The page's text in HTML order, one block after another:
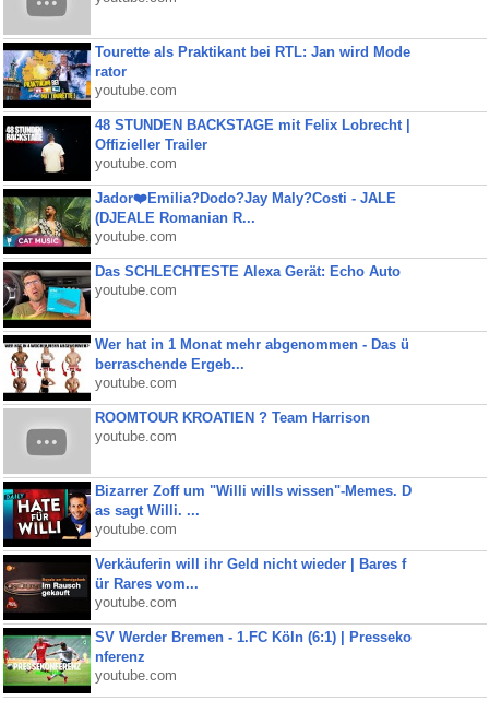
Tourette als Praktikant bei RTL: Jan wird Mode
rator
youtube.com
48 STUNDEN BACKSTAGE mit Felix Lobrecht |
Offizieller Trailer
youtube.com
Jador❤️Emilia?Dodo?Jay Maly?Costi - JALE
(DJEALE Romanian R...
youtube.com
Das SCHLECHTESTE Alexa Gerät: Echo Auto
youtube.com
Wer hat in 1 Monat mehr abgenommen - Das ü
berraschende Ergeb...
youtube.com
ROOMTOUR KROATIEN ? Team Harrison
youtube.com
Bizarrer Zoff um "Willi wills wissen"-Memes. D
as sagt Willi. ...
youtube.com
Verkäuferin will ihr Geld nicht wieder | Bares f
ür Rares vom...
youtube.com
SV Werder Bremen - 1.FC Köln (6:1) | Presseko
nferenz
youtube.com